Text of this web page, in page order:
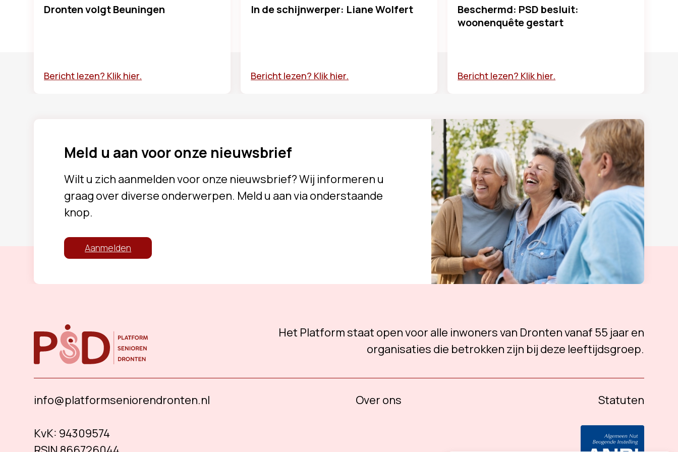
Dronten volgt Beuningen
Bericht lezen? Klik hier.
In de schijnwerper: Liane Wolfert
Bericht lezen? Klik hier.
Beschermd: PSD besluit:
woonenquête gestart
Bericht lezen? Klik hier.
Meld u aan voor onze nieuwsbrief
Wilt u zich aanmelden voor onze nieuwsbrief? Wij informeren u
graag over diverse onderwerpen. Meld u aan via onderstaande
knop.
Aanmelden
Het Platform staat open voor alle inwoners van Dronten vanaf 55 jaar en
organisaties die betrokken zijn bij deze leeftijdsgroep.
info@platformseniorendronten.nl
KvK: 94309574
Over ons Statuten